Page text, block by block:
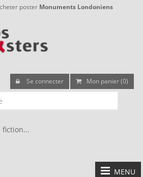
poster Monuments Londoniens
Se connecter Mon panier (0)
fiction...
MENU